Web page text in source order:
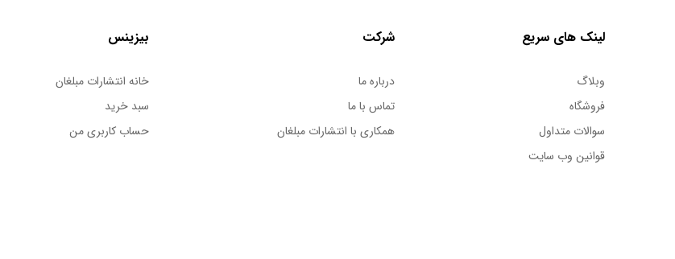
لینک های سریع
وبلاگ
فروشگاه
سوالات متداول
قوانین وب سایت
شرکت
درباره ما
تماس با ما
همکاری با انتشارات مبلغان
بیزینس
خانه انتشارات مبلغان
سبد خرید
حساب کاربری من